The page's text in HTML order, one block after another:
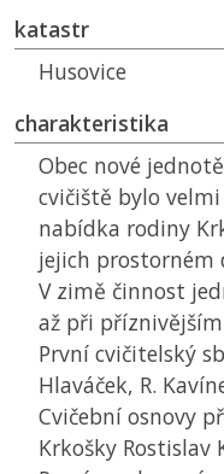
katastr
Husovice
charakteristika
Obec nové
cvičiště bylo
nabídka rodiny
jejich prostorném
V zimě činnost
až při příznivějším
První cvičitelský
Hlaváček, R.
Cvičební osnovy
Krkošky